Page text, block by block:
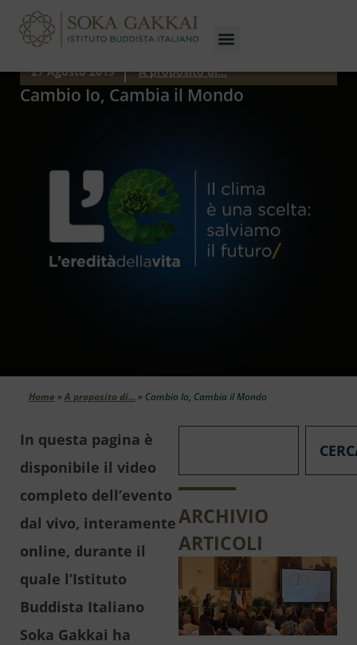
27 Agosto 2019 A proposito di...
Cambio Io, Cambia il Mondo
Home »A proposito di... » Cambio Io, Cambia il Mondo
In questa pagina è
disponibile il video
completo dell’evento
dal vivo, interamente
online, durante il
quale l’Istituto
Buddista Italiano
Soka Gakkai ha
ARCHIVIO
ARTICOLI